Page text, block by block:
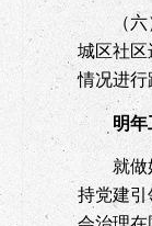
（
城区社区
情况进行
明年
就做
持党建引